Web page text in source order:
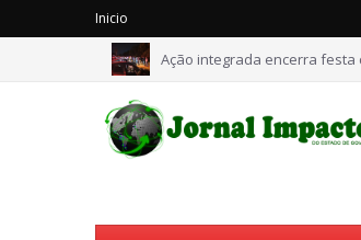
Inicio
Ação integrada encerra festa